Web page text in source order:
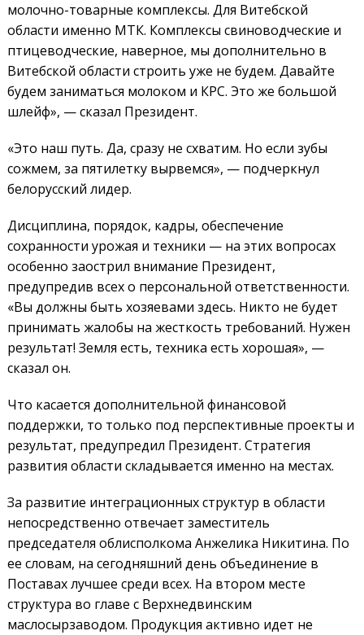
молочно-товарные комплексы. Для Витебской
области именно МТК. Комплексы свиноводческие и
птицеводческие, наверное, мы дополнительно в
Витебской области строить уже не будем. Давайте
будем заниматься молоком и КРС. Это же большой
шлейф», — сказал Президент.
«Это наш путь. Да, сразу не схватим. Но если зубы
сожмем, за пятилетку вырвемся», — подчеркнул
белорусский лидер.
Дисциплина, порядок, кадры, обеспечение
сохранности урожая и техники — на этих вопросах
особенно заострил внимание Президент,
предупредив всех о персональной ответственности.
«Вы должны быть хозяевами здесь. Никто не будет
принимать жалобы на жесткость требований. Нужен
результат! Земля есть, техника есть хорошая», —
сказал он.
Что касается дополнительной финансовой
поддержки, то только под перспективные проекты и
результат, предупредил Президент. Стратегия
развития области складывается именно на местах.
За развитие интеграционных структур в области
непосредственно отвечает заместитель
председателя облисполкома Анжелика Никитина. По
ее словам, на сегодняшний день объединение в
Поставах лучшее среди всех. На втором месте
структура во главе с Верхнедвинским
маслосырзаводом. Продукция активно идет не